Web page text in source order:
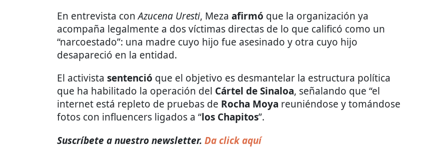
En entrevista conAzucena Uresti, Meza afirmó que la organización ya
acompaña legalmente a dos víctimas directas de lo que calificó como un
“narcoestado”: una madre cuyo hijo fue asesinado y otra cuyo hijo
desapareció en la entidad.
El activista sentenció que el objetivo es desmantelar la estructura política
que ha habilitado la operación del Cártel de Sinaloa, señalando que “el
internet está repleto de pruebas de Rocha Moya reuniéndose y tomándose
fotos con influencers ligados a “los Chapitos”.
Suscríbete a nuestro newsletter. Da click aquí